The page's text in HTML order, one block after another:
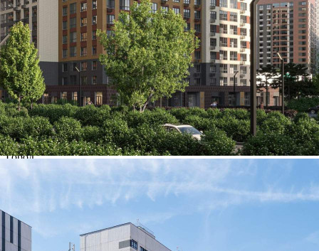
Характеристики
О помещении
Где находится
Контакты
Другие объявления
Характеристики помещения
№ объявления
119134
Дата размещения
06.08.2026
Город
Видное
поселок Битца, Парковая улица, д.1стр19
Расположено
Этаж
Предлагается